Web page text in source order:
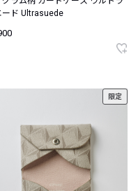
ード Ultrasuede
限定